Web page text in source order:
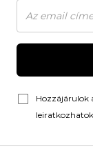
Hozzájárulok